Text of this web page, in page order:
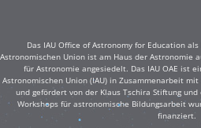
Das IAU Office of Astronomy for Education
Astronomischen Union ist am Haus der Astronomie
für Astronomie angesiedelt. Das IAU OAE ist
Astronomischen Union (IAU) in Zusammenarbeit
und gefördert von der Klaus Tschira Stiftung und
Workshops für astronomische Bildungsarbeit
finanziert.